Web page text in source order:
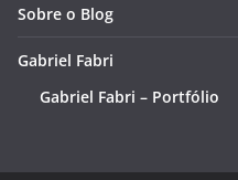
Sobre o Blog
Gabriel Fabri
Gabriel Fabri – Portfólio